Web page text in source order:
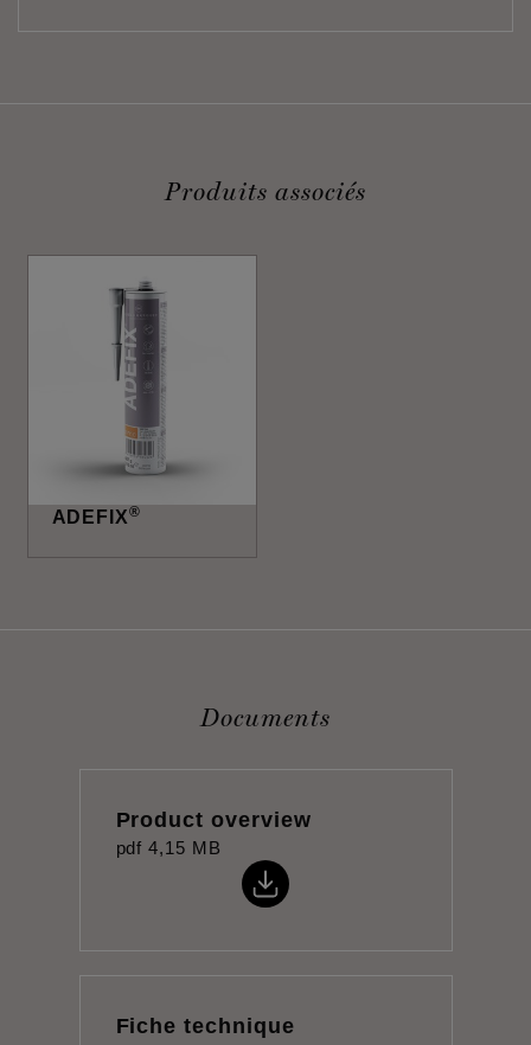
Produits associés
ADEFIX®
Documents
Product overview
pdf 4,15 MB
Fiche technique